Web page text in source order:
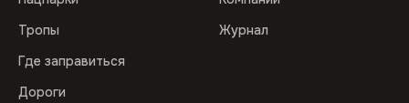
Тропы
Где заправиться
Дороги
Журнал